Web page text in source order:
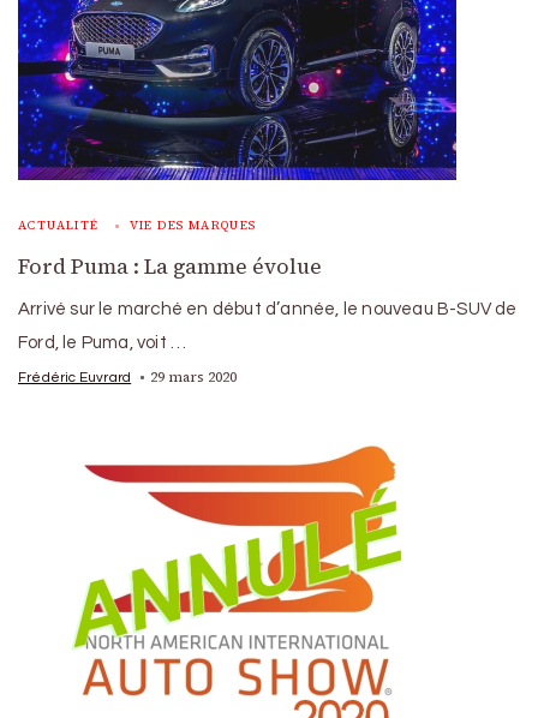
ACTUALITÉ VIE DES MARQUES
Ford Puma : La gamme évolue
Arrivé sur le marché en début d’année, le nouveau B-SUV de
Ford, le Puma, voit …
Frédéric Euvrard 29 mars 2020